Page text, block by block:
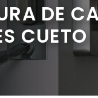
DE
CUETO